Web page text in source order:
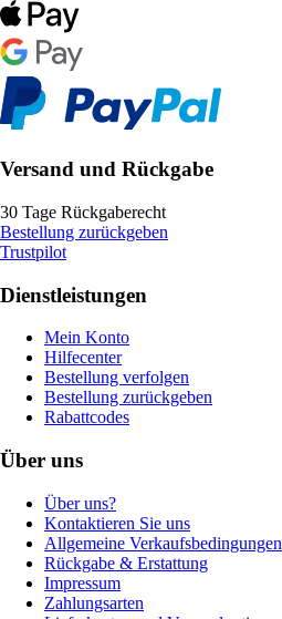
Versand und Rückgabe
30 Tage Rückgaberecht
Bestellung zurückgeben
Trustpilot
Dienstleistungen
Mein Konto
Hilfecenter
Bestellung verfolgen
Bestellung zurückgeben
Rabattcodes
Über uns
Über uns?
Kontaktieren Sie uns
Allgemeine Verkaufsbedingungen
Rückgabe & Erstattung
Impressum
Zahlungsarten